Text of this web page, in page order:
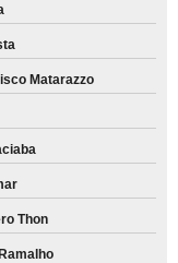
Matarazzo
Thon